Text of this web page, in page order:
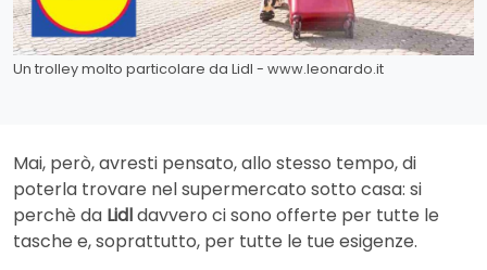
Un trolley molto particolare da Lidl - www.leonardo.it
Mai, però, avresti pensato, allo stesso tempo, di
poterla trovare nel supermercato sotto casa: si
perchè da Lidldavvero ci sono offerte per tutte le
tasche e, soprattutto, per tutte le tue esigenze.